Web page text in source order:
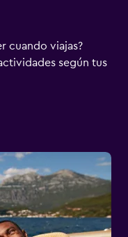
cuando viajas?
según tus